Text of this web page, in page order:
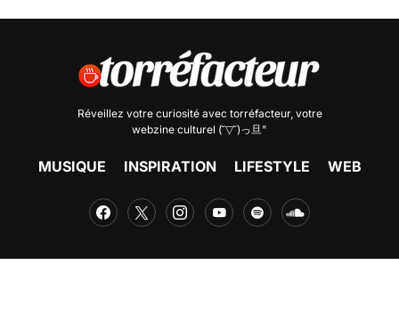
Réveillez votre curiosité avec torréfacteur, votre
webzine culturel (˘▽˘)っ旦"
MUSIQUE INSPIRATION LIFESTYLE WEB